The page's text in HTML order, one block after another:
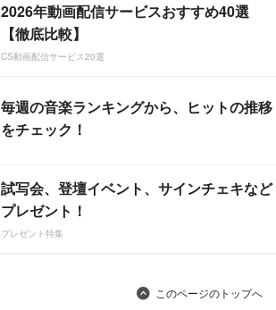
2026年動画配信サービスおすすめ40選
【徹底比較】
CS動画配信サービス20選
毎週の音楽ランキングから、ヒットの推移
をチェック！
試写会、登壇イベント、サインチェキなど
プレゼント！
プレゼント特集
このページのトップへ